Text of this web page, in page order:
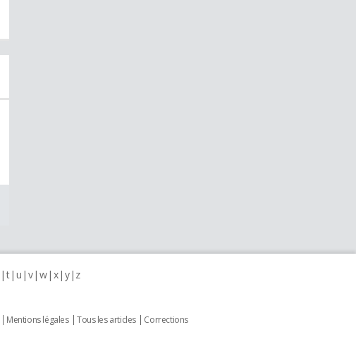
t u v w x y z
Mentions légales Tous les articles
Corrections